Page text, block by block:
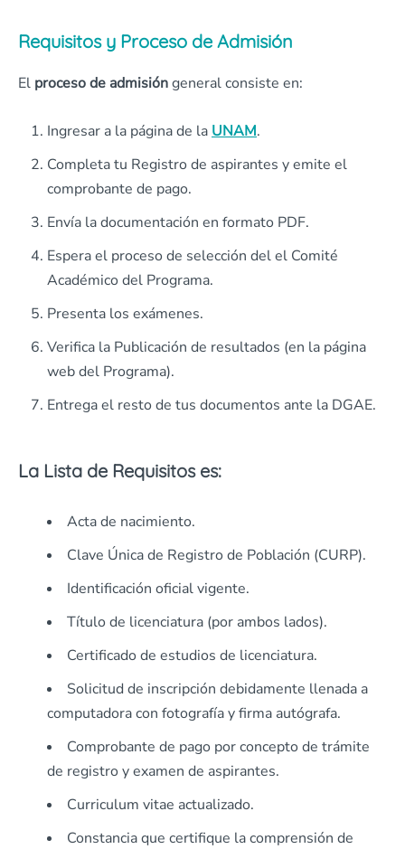
Requisitos y Proceso de Admisión
El proceso de admisióngeneral consiste en:
Ingresar a la página de la UNAM.
Completa tu Registro de aspirantes y emite el
comprobante de pago.
Envía la documentación en formato PDF.
Espera el proceso de selección del el Comité
Académico del Programa.
Presenta los exámenes.
Verifica la Publicación de resultados (en la página
web del Programa).
Entrega el resto de tus documentos ante la DGAE.
La Lista de Requisitos es:
Acta de nacimiento.
Clave Única de Registro de Población (CURP).
Identificación oficial vigente.
Título de licenciatura (por ambos lados).
Certificado de estudios de licenciatura.
Solicitud de inscripción debidamente llenada a
computadora con fotografía y firma autógrafa.
Comprobante de pago por concepto de trámite
de registro y examen de aspirantes.
Curriculum vitae actualizado.
Constancia que certifique la comprensión de